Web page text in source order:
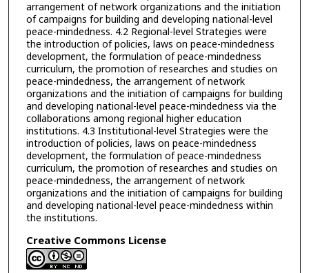
arrangement of network organizations and the initiation
of campaigns for building and developing national-level
peace-mindedness. 4.2 Regional-level Strategies were
the introduction of policies, laws on peace-mindedness
development, the formulation of peace-mindedness
curriculum, the promotion of researches and studies on
peace-mindedness, the arrangement of network
organizations and the initiation of campaigns for building
and developing national-level peace-mindedness via the
collaborations among regional higher education
institutions. 4.3 Institutional-level Strategies were the
introduction of policies, laws on peace-mindedness
development, the formulation of peace-mindedness
curriculum, the promotion of researches and studies on
peace-mindedness, the arrangement of network
organizations and the initiation of campaigns for building
and developing national-level peace-mindedness within
the institutions.
Creative Commons License